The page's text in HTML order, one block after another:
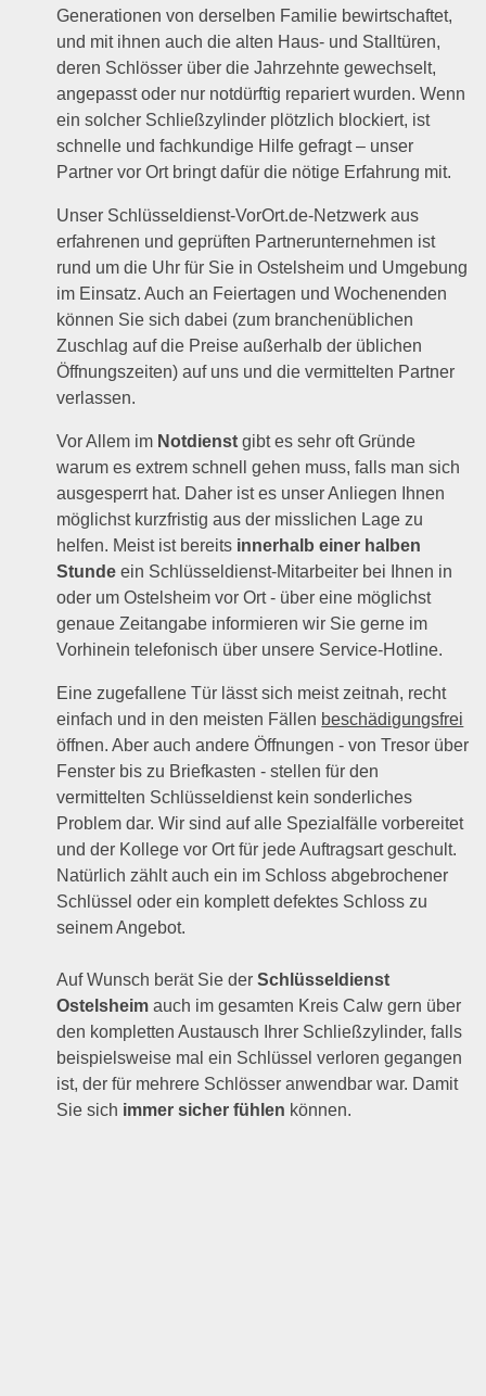
Generationen von derselben Familie bewirtschaftet,
und mit ihnen auch die alten Haus- und Stalltüren,
deren Schlösser über die Jahrzehnte gewechselt,
angepasst oder nur notdürftig repariert wurden. Wenn
ein solcher Schließzylinder plötzlich blockiert, ist
schnelle und fachkundige Hilfe gefragt – unser
Partner vor Ort bringt dafür die nötige Erfahrung mit.
Unser Schlüsseldienst-VorOrt.de-Netzwerk aus
erfahrenen und geprüften Partnerunternehmen ist
rund um die Uhr für Sie in Ostelsheim und Umgebung
im Einsatz. Auch an Feiertagen und Wochenenden
können Sie sich dabei (zum branchenüblichen
Zuschlag auf die Preise außerhalb der üblichen
Öffnungszeiten) auf uns und die vermittelten Partner
verlassen.
Vor Allem im Notdienst gibt es sehr oft Gründe
warum es extrem schnell gehen muss, falls man sich
ausgesperrt hat. Daher ist es unser Anliegen Ihnen
möglichst kurzfristig aus der misslichen Lage zu
helfen. Meist ist bereits innerhalb einer halben
Stunde ein Schlüsseldienst-Mitarbeiter bei Ihnen in
oder um Ostelsheim vor Ort - über eine möglichst
genaue Zeitangabe informieren wir Sie gerne im
Vorhinein telefonisch über unsere Service-Hotline.
Eine zugefallene Tür lässt sich meist zeitnah, recht
einfach und in den meisten Fällen beschädigungsfrei
öffnen. Aber auch andere Öffnungen - von Tresor über
Fenster bis zu Briefkasten - stellen für den
vermittelten Schlüsseldienst kein sonderliches
Problem dar. Wir sind auf alle Spezialfälle vorbereitet
und der Kollege vor Ort für jede Auftragsart geschult.
Natürlich zählt auch ein im Schloss abgebrochener
Schlüssel oder ein komplett defektes Schloss zu
seinem Angebot.
Auf Wunsch berät Sie derSchlüsseldienst
Ostelsheim auch im gesamten Kreis Calw gern über
den kompletten Austausch Ihrer Schließzylinder, falls
beispielsweise mal ein Schlüssel verloren gegangen
ist, der für mehrere Schlösser anwendbar war. Damit
Sie sich immer sicher fühlen können.